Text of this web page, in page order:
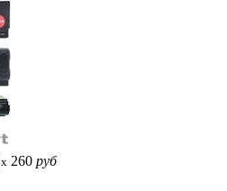
x 260 руб